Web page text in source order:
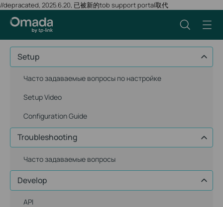
//depracated, 2025.6.20, 已被新的tob support portal取代
Setup
Часто задаваемые вопросы по настройке
Setup Video
Configuration Guide
Troubleshooting
Часто задаваемые вопросы
Develop
API